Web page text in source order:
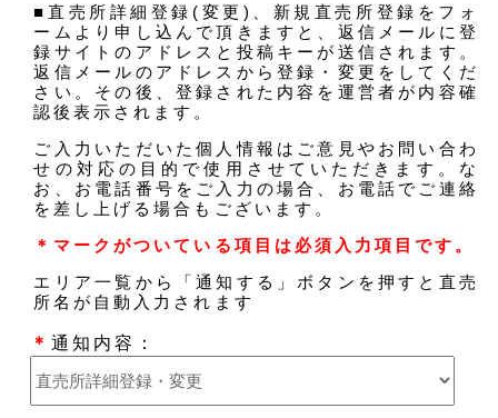
■直売所詳細登録(変更)、新規直売所登録をフォ
ームより申し込んで頂きますと、返信メールに登
録サイトのアドレスと投稿キーが送信されます。
返信メールのアドレスから登録・変更をしてくだ
さい。その後、登録された内容を運営者が内容確
認後表示されます。
ご入力いただいた個人情報はご意見やお問い合わ
せの対応の目的で使用させていただきます。な
お、お電話番号をご入力の場合、お電話でご連絡
を差し上げる場合もございます。
＊マークがついている項目は必須入力項目です。
エリア一覧から「通知する」ボタンを押すと直売
所名が自動入力されます
＊通知内容：